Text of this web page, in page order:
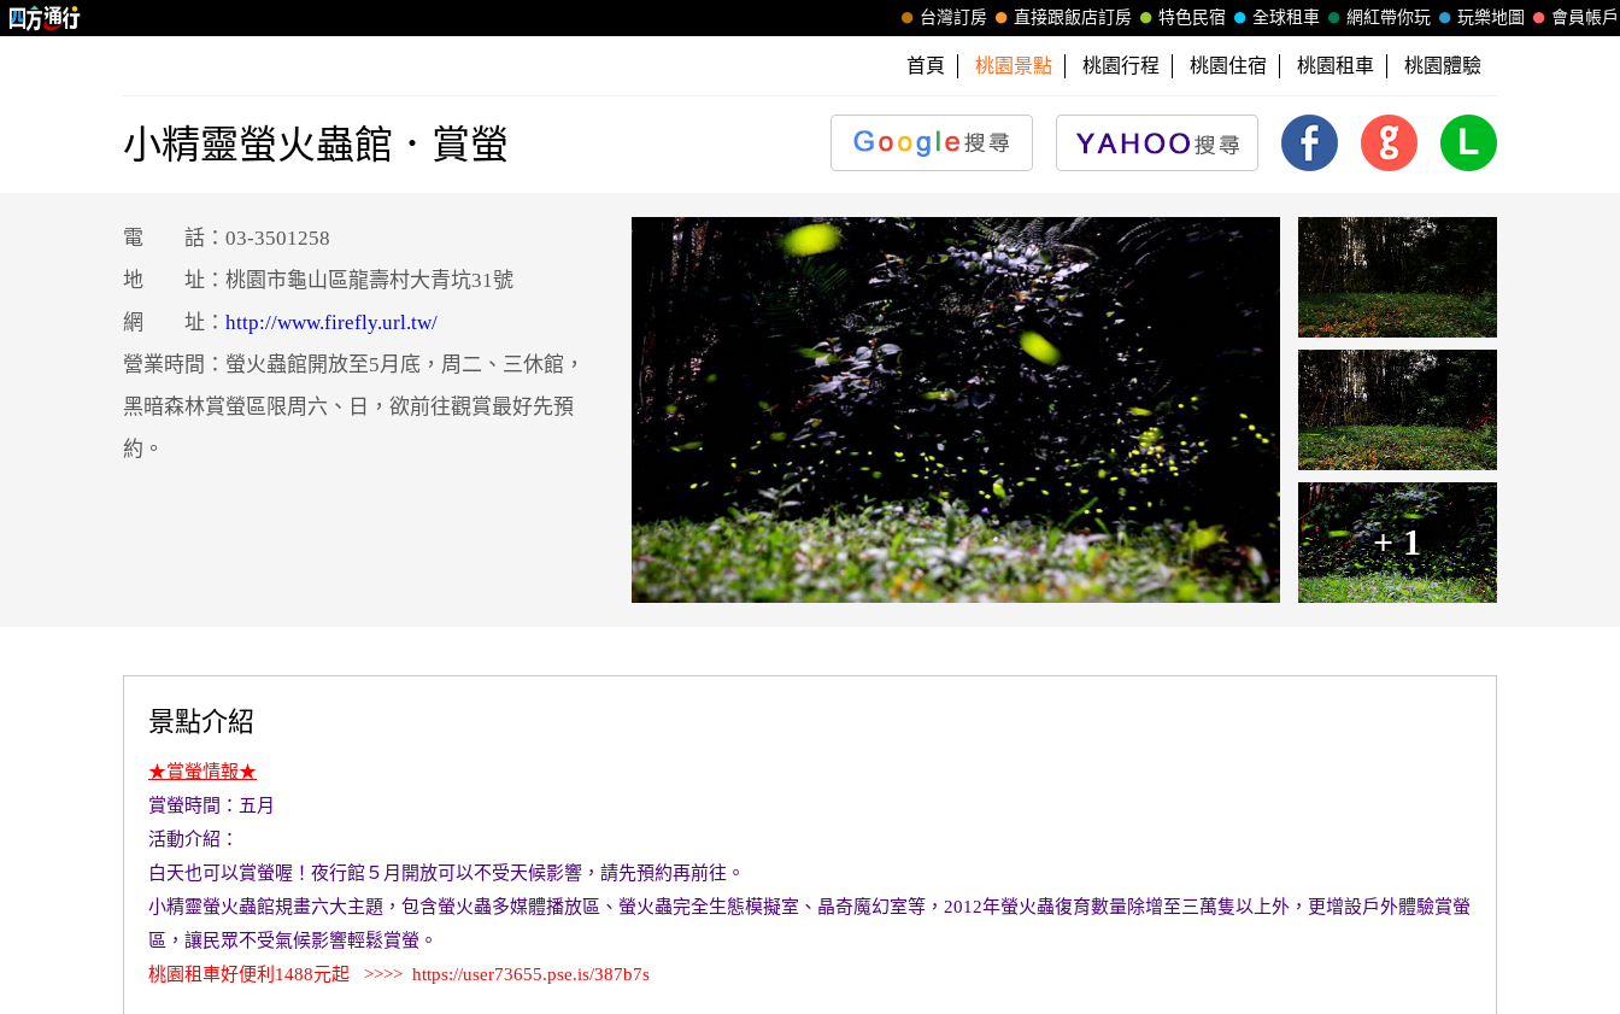
會員帳戶
玩樂地圖
網紅帶你玩
全球租車
特色民宿
直接跟飯店訂房
台灣訂房
首頁 桃園景點 桃園行程 桃園住宿 桃園租車 桃園體驗
小精靈螢火蟲館．賞螢
+ 1
電 話：03-3501258
地 址：桃園市龜山區龍壽村大青坑31號
網 址： http://www.firefly.url.tw/
營業時間：螢火蟲館開放至5月底，周二、三休館，
黑暗森林賞螢區限周六、日，欲前往觀賞最好先預
約。
景點介紹
★賞螢情報★
賞螢時間：五月
活動介紹：
白天也可以賞螢喔！夜行館５月開放可以不受天候影響，請先預約再前往。
小精靈螢火蟲館規畫六大主題，包含螢火蟲多媒體播放區、螢火蟲完全生態模擬室、晶奇魔幻室等，2012年螢火蟲復育數量除增至三萬隻以上外，更增設戶外體驗賞螢
區，讓民眾不受氣候影響輕鬆賞螢。
桃園租車好便利1488元起 >>>> https://user73655.pse.is/387b7s